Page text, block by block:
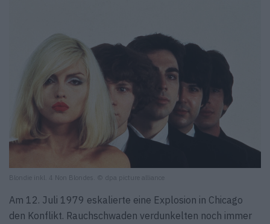
Blondie inkl. 4 Non Blondes. © dpa picture alliance
Am 12. Juli 1979 eskalierte eine Explosion in Chicago
den Konflikt. Rauchschwaden verdunkelten noch immer